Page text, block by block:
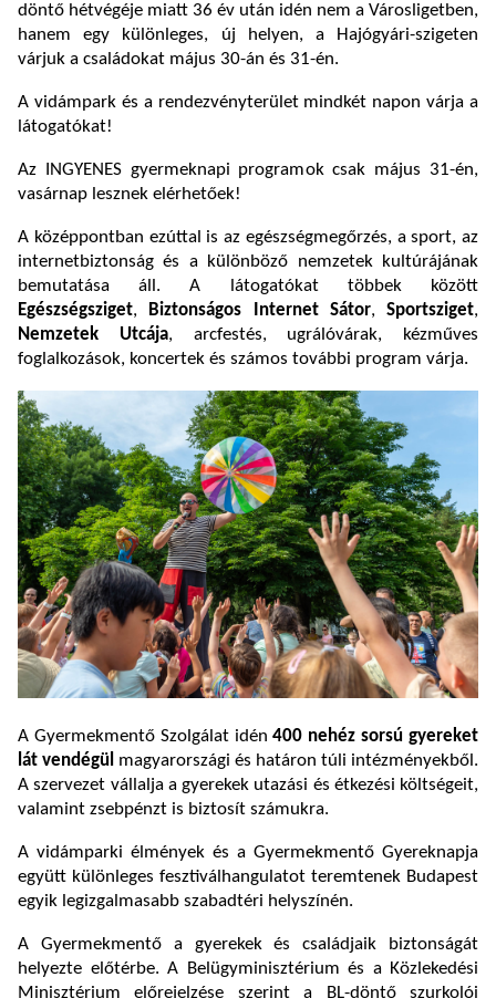
döntő hétvégéje miatt 36 év után idén nem a Városligetben,
hanem egy különleges, új helyen, a Hajógyári-szigeten
várjuk a családokat május 30-án és 31-én.
A vidámpark és a rendezvényterület mindkét napon várja a
látogatókat!
Az INGYENES gyermeknapi programok csak május 31-én,
vasárnap lesznek elérhetőek!
A középpontban ezúttal is az egészségmegőrzés, a sport, az
internetbiztonság és a különböző nemzetek kultúrájának
bemutatása áll. A látogatókat többek között
Egészségsziget, Biztonságos Internet Sátor, Sportsziget,
Nemzetek Utcája, arcfestés, ugrálóvárak, kézműves
foglalkozások, koncertek és számos további program várja.
A Gyermekmentő Szolgálat idén400 nehéz sorsú gyereket
lát vendégül magyarországi és határon túli intézményekből.
A szervezet vállalja a gyerekek utazási és étkezési költségeit,
valamint zsebpénzt is biztosít számukra.
A vidámparki élmények és a Gyermekmentő Gyereknapja
együtt különleges fesztiválhangulatot teremtenek Budapest
egyik legizgalmasabb szabadtéri helyszínén.
A Gyermekmentő a gyerekek és családjaik biztonságát
helyezte előtérbe. A Belügyminisztérium és a Közlekedési
Minisztérium előrejelzése szerint a BL-döntő szurkolói